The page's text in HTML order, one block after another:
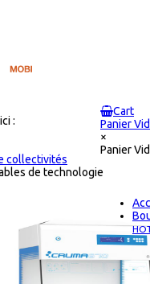
Cart
Panier
×
Panier
:
collectivités
de technologie